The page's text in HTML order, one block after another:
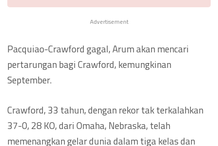
Advertisement
Pacquiao-Crawford gagal, Arum akan mencari
pertarungan bagi Crawford, kemungkinan
September.
Crawford, 33 tahun, dengan rekor tak terkalahkan
37-0, 28 KO, dari Omaha, Nebraska, telah
memenangkan gelar dunia dalam tiga kelas dan